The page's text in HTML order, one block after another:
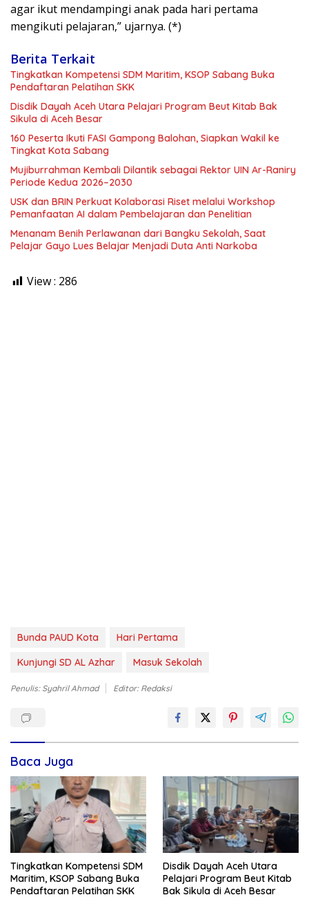
agar ikut mendampingi anak pada hari pertama
mengikuti pelajaran,” ujarnya. (*)
Berita Terkait
Tingkatkan Kompetensi SDM Maritim, KSOP Sabang Buka
Pendaftaran Pelatihan SKK
Disdik Dayah Aceh Utara Pelajari Program Beut Kitab Bak
Sikula di Aceh Besar
160 Peserta Ikuti FASI Gampong Balohan, Siapkan Wakil ke
Tingkat Kota Sabang
Mujiburrahman Kembali Dilantik sebagai Rektor UIN Ar-Raniry
Periode Kedua 2026–2030
USK dan BRIN Perkuat Kolaborasi Riset melalui Workshop
Pemanfaatan AI dalam Pembelajaran dan Penelitian
Menanam Benih Perlawanan dari Bangku Sekolah, Saat
Pelajar Gayo Lues Belajar Menjadi Duta Anti Narkoba
View : 286
Bunda PAUD Kota
Hari Pertama
Kunjungi SD AL Azhar
Masuk Sekolah
Penulis: Syahril Ahmad Editor: Redaksi
Baca Juga
Tingkatkan Kompetensi SDM
Maritim, KSOP Sabang Buka
Pendaftaran Pelatihan SKK
Disdik Dayah Aceh Utara
Pelajari Program Beut Kitab
Bak Sikula di Aceh Besar